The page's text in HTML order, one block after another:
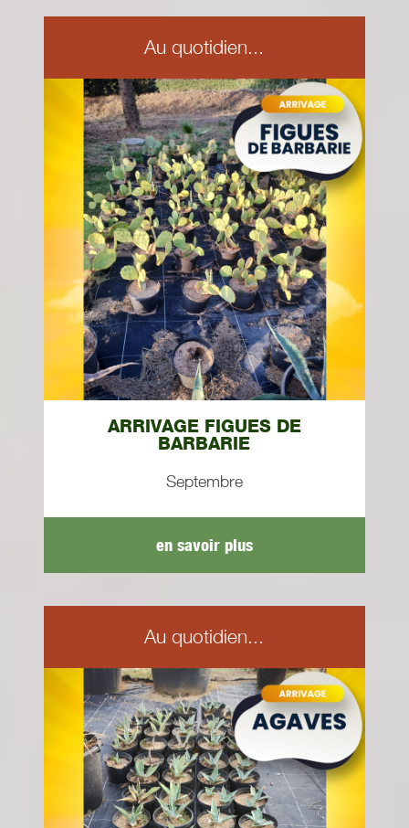
Au quotidien...
ARRIVAGE FIGUES DE
BARBARIE
Septembre
en savoir plus
Au quotidien...